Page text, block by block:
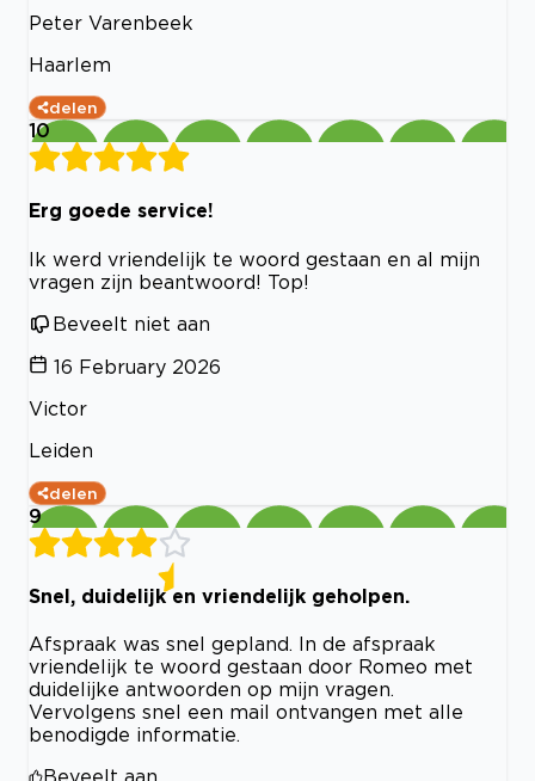
Peter Varenbeek
Haarlem
delen
10
Erg goede service!
Ik werd vriendelijk te woord gestaan en al mijn
vragen zijn beantwoord! Top!
Beveelt niet aan
16 February 2026
Victor
Leiden
delen
9
Snel, duidelijk en vriendelijk geholpen.
Afspraak was snel gepland. In de afspraak
vriendelijk te woord gestaan door Romeo met
duidelijke antwoorden op mijn vragen.
Vervolgens snel een mail ontvangen met alle
benodigde informatie.
Beveelt aan